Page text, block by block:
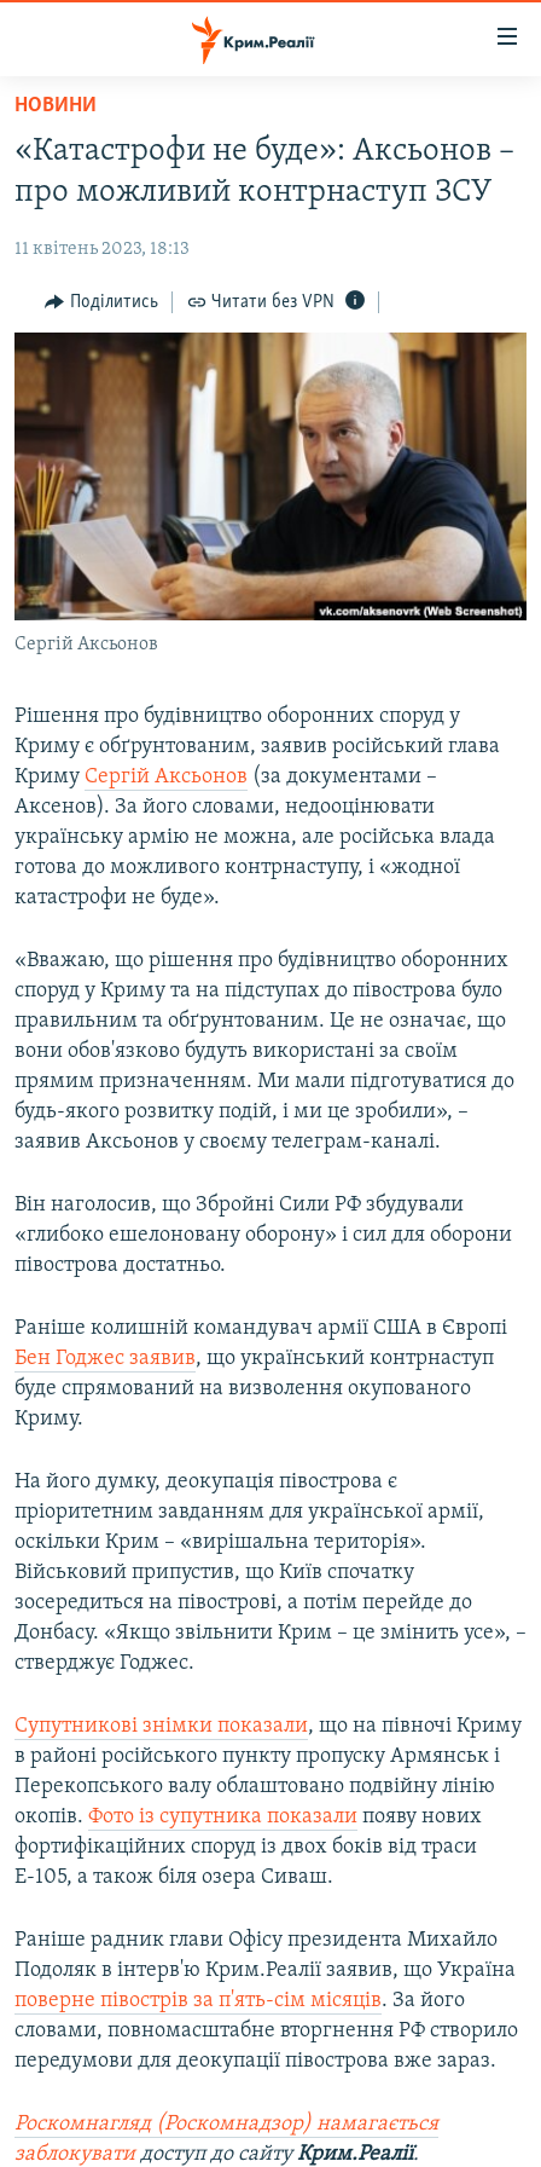
Перейти
основного
матеріалу
Перейти
до
навігації
Перейти
пошуку
ВОДА.КРИМ
ВІДЕО ТА ФОТО
ПОЛІТИКА
БЛОГИ
ПОГЛЯД
ВСЕ ЗА ДЕНЬ
СПЕЦПРОЕКТИ
ДЕПОРТАЦІЯ
ВІДЕОУРОКИ «ELIFBE»
СВІДЧЕННЯ ОКУПАЦІЇ
УКРАЇНСЬКА ПРОБЛЕМА КРИМУ
ЯК ОБІЙТИ БЛОКУВАННЯ
Русский
Qırımtatar
Усі сайти RFE/RL
НОВИНИ
«Катастрофи не буде»: Аксьонов –
про можливий контрнаступ ЗСУ
11 квітень 2023, 18:13
Поділитись Читати без VPN
Сергій Аксьонов
Рішення про будівництво оборонних споруд у
Криму є обґрунтованим, заявив російський глава
Криму Сергій Аксьонов (за документами –
Аксенов). За його словами, недооцінювати
українську армію не можна, але російська влада
готова до можливого контрнаступу, і «жодної
катастрофи не буде».
«Вважаю, що рішення про будівництво оборонних
споруд у Криму та на підступах до півострова було
правильним та обґрунтованим. Це не означає, що
вони обов'язково будуть використані за своїм
прямим призначенням. Ми мали підготуватися до
будь-якого розвитку подій, і ми це зробили», –
заявив Аксьонов у своєму телеграм-каналі.
Він наголосив, що Збройні Сили РФ збудували
«глибоко ешелоновану оборону» і сил для оборони
півострова достатньо.
Раніше колишній командувач армії США в Європі
Бен Годжес заявив, що український контрнаступ
буде спрямований на визволення окупованого
Криму.
На його думку, деокупація півострова є
пріоритетним завданням для української армії,
оскільки Крим – «вирішальна територія».
Військовий припустив, що Київ спочатку
зосередиться на півострові, а потім перейде до
Донбасу. «Якщо звільнити Крим – це змінить усе», –
стверджує Годжес.
Супутникові знімки показали, що на півночі Криму
в районі російського пункту пропуску Армянськ і
Перекопського валу облаштовано подвійну лінію
окопів. Фото із супутника показали появу нових
фортифікаційних споруд із двох боків від траси
Е-105, а також біля озера Сиваш.
Раніше радник глави Офісу президента Михайло
Подоляк в інтерв'ю Крим.Реалії заявив, що Україна
поверне півострів за п'ять-сім місяців. За його
словами, повномасштабне вторгнення РФ створило
передумови для деокупації півострова вже зараз.
Роскомнагляд (Роскомнадзор) намагається
заблокуватидоступ до сайтуКрим.Реалії.